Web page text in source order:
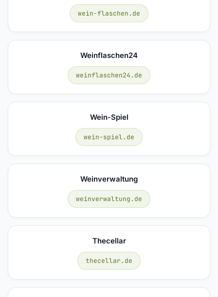
wein-flaschen.de
Weinflaschen24
weinflaschen24.de
Wein-Spiel
wein-spiel.de
Weinverwaltung
weinverwaltung.de
Thecellar
thecellar.de